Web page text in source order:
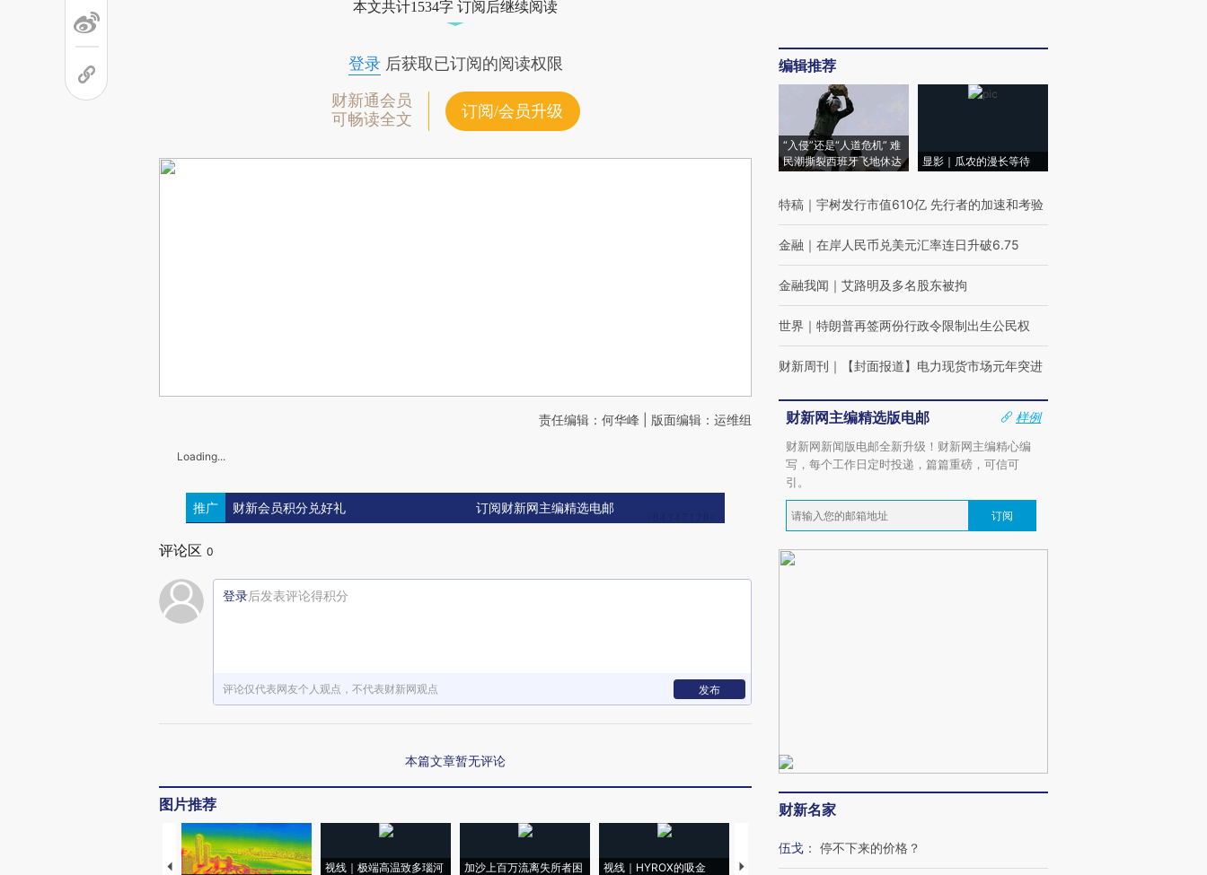
本文共计1534字 订阅后继续阅读
登录后获取已订阅的阅读权限
财新通会员
可畅读全文
订阅/会员升级
责任编辑：何华峰 | 版面编辑：运维组
Loading...
推广 财新会员积分兑好礼 订阅财新网主编精选电邮
评论区 0
登录后发表评论得积分
评论仅代表网友个人观点，不代表财新网观点 发布
本篇文章暂无评论
图片推荐
视线｜极端高温致多瑙河
加沙上百万流离失所者困
视线｜HYROX的吸金
马航飞行员跨国走私7万
视线｜被称为“蟑螂”的印
视线｜“入侵”还是“人道危
编辑推荐
“入侵”还是“人道危机” 难
民潮撕裂西班牙飞地休达
显影｜瓜农的漫长等待
特稿 ｜ 宇树发行市值610亿 先行者的加速和考验
金融 ｜ 在岸人民币兑美元汇率连日升破6.75
金融我闻 ｜ 艾路明及多名股东被拘
世界 ｜ 特朗普再签两份行政令限制出生公民权
财新周刊 ｜ 【封面报道】电力现货市场元年突进
财新网主编精选版电邮
样例
财新网新闻版电邮全新升级！财新网主编精心编
写，每个工作日定时投递，篇篇重磅，可信可
引。
订阅
财新名家
伍戈 ： 停不下来的价格？